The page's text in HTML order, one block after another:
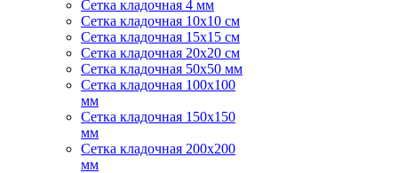
Сетка кладочная 4 мм
Сетка кладочная 10x10 см
Сетка кладочная 15x15 см
Сетка кладочная 20x20 см
Сетка кладочная 50x50 мм
Сетка кладочная 100x100
мм
Сетка кладочная 150x150
мм
Сетка кладочная 200x200
мм